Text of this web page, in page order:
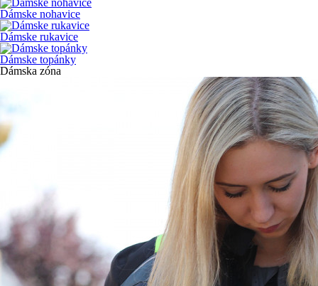
Dámske nohavice
Dámske rukavice
Dámske topánky
Dámska zóna